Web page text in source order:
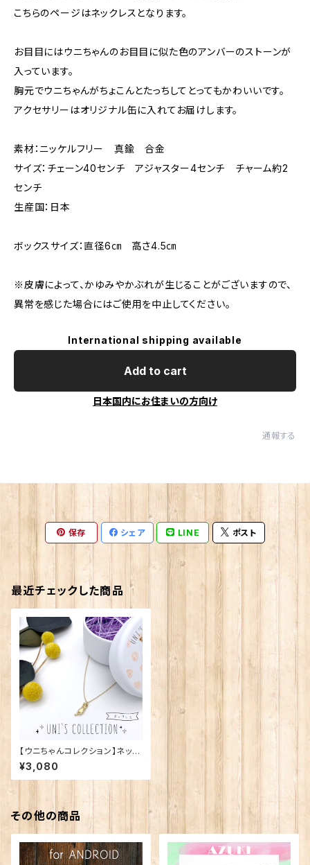
こちらのページはネックレスとなります。
お目目にはウニちゃんのお目目に似た色のアンバーのストーンが
入っています。
胸元でウニちゃんがちょこんとたっちしてとってもかわいいです。
アクセサリーはオリジナル缶に入れてお届けします。
素材：ニッケルフリー 真鍮 合金
サイズ：チェーン40センチ アジャスター4センチ チャーム約2
センチ
生産国：日本
ボックスサイズ：直径6㎝ 高さ4.5㎝
※皮膚によって、かゆみやかぶれが生じることがございますので、
異常を感じた場合にはご使用を中止してください。
International shipping available
Add to cart
日本国内にお住まいの方向け
通報する
保存 シェア LINE ポスト
最近チェックした商品
【ウニちゃんコレクション】ネック
レス
¥3,080
その他の商品